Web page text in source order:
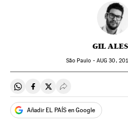
GIL
São Paulo - AUG 30,
Compartir en Whatsapp
Compartir en Facebook
Compartir en Twitter
Desplegar Redes
Añadir EL PAÍS en Google